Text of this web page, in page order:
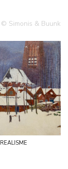
© Simonis & Buunk
realisme